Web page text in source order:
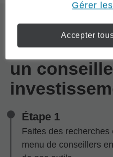
Quel est le
d’un
un
Étape 1
Faites des
menu de conseillers
Pour en savoir plus sur la
veuillez consulter notre
l’information transmise en
Gérer
Accepter